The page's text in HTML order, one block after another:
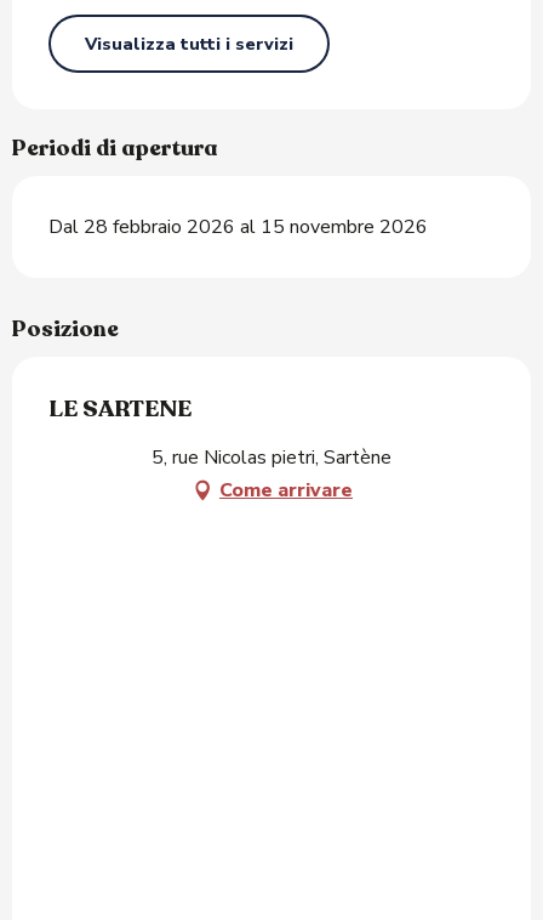
Visualizza tutti i servizi
Periodi di apertura
Dal 28 febbraio 2026 al 15 novembre 2026
Posizione
LE SARTENE
5, rue Nicolas pietri, Sartène
Come arrivare